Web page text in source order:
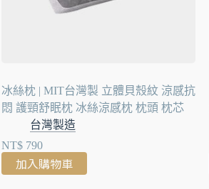
冰絲枕 | MIT台灣製 立體貝殼紋 涼感抗
悶 護頸舒眠枕 冰絲涼感枕 枕頭 枕芯
台灣製造
NT$ 790
加入購物車